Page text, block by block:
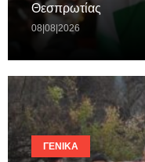
Θεσπρωτίας
08|08|2026
ΓΕΝΙΚΆ